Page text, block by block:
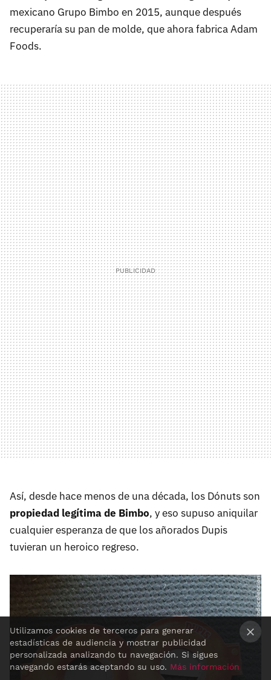
mexicano Grupo Bimbo en 2015, aunque después
recuperaría su pan de molde, que ahora fabrica Adam
Foods.
Así, desde hace menos de una década, los Dónuts son
propiedad legítima de Bimbo, y eso supuso aniquilar
cualquier esperanza de que los añorados Dupis
tuvieran un heroico regreso.
Utilizamos cookies de terceros para generar
estadísticas de audiencia y mostrar publicidad
personalizada analizando tu navegación. Si sigues
navegando estarás aceptando su uso. Más información